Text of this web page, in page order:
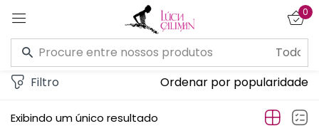
0
Exibindo um único resultado
Filtro Ordenar por popularidade
Entrar